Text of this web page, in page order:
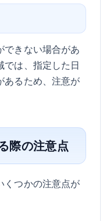
できない場合があ
では、指定した日
あるため、注意が
際の注意点
くつかの注意点が